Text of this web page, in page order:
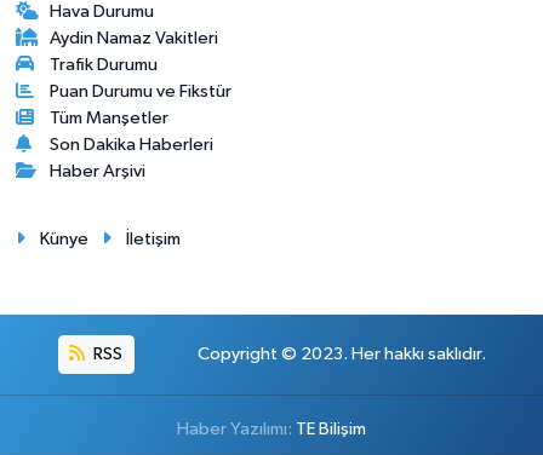
Hava Durumu
Aydin Namaz Vakitleri
Trafik Durumu
Puan Durumu ve Fikstür
Tüm Manşetler
Son Dakika Haberleri
Haber Arşivi
Künye İletişim
RSS Copyright © 2023. Her hakkı saklıdır.
Haber Yazılımı: TE Bilişim